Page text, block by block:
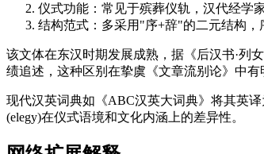
仪式功能：常见于殡葬仪轨，汉代经学
结构范式：多采用"序+辞"的二元结构
该文体在东汉时期发展成熟，据《后汉书·列
绩追述，这种区别在挚虞《文章流别论》中有
现代汉英词典如《ABC汉英大词典》将其英
(elegy)在仪式语境和文化内涵上的差异性。